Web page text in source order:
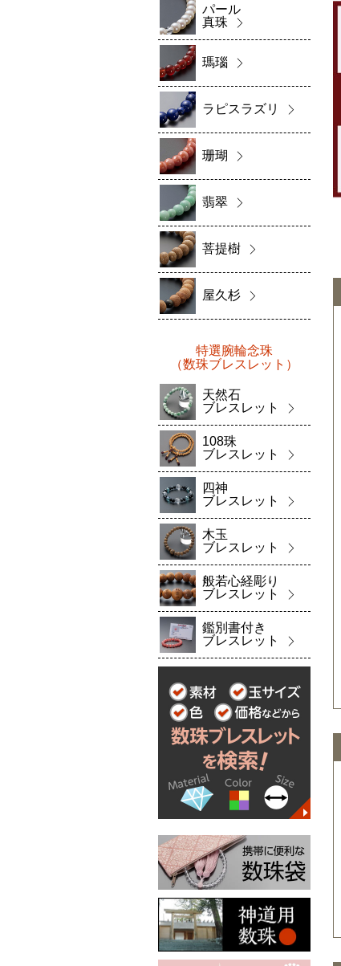
パール
真珠
瑪瑙
ラピスラズリ
珊瑚
翡翠
菩提樹
屋久杉
特選腕輪念珠
（数珠ブレスレット）
天然石
ブレスレット
108珠
ブレスレット
四神
ブレスレット
木玉
ブレスレット
般若心経彫り
ブレスレット
鑑別書付き
ブレスレット